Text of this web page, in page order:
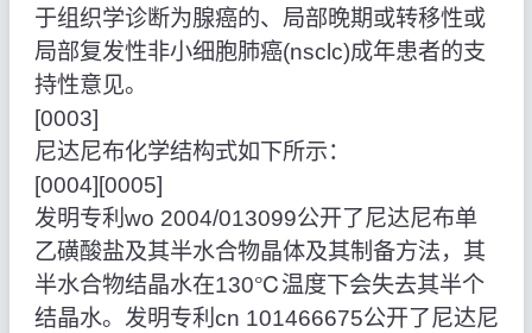
于组织学诊断为腺癌的、局部晚期或转移性或
局部复发性非小细胞肺癌(nsclc)成年患者的支
持性意见。
[0003]
尼达尼布化学结构式如下所示：
[0004][0005]
发明专利wo 2004/013099公开了尼达尼布单
乙磺酸盐及其半水合物晶体及其制备方法，其
半水合物结晶水在130℃温度下会失去其半个
结晶水。发明专利cn 101466675公开了尼达尼